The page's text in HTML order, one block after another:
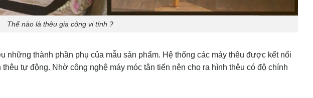
Thế nào là thêu gia công vi tính ?
những thành phần phụ của mẫu sản phẩm. Hệ thống các máy thêu được kết nối
tự động. Nhờ công nghệ máy móc tân tiến nên cho ra hình thêu có độ chính